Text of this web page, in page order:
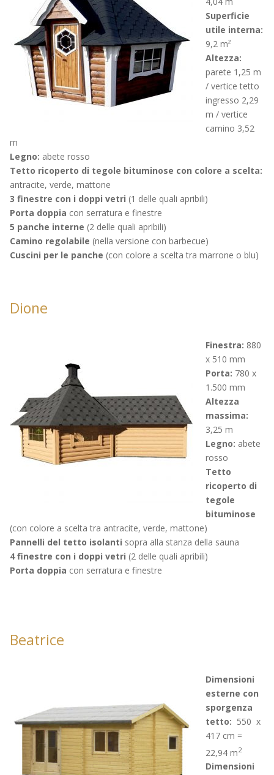
Superficie
utile interna:
9,2 m²
Altezza:
parete 1,25 m
/ vertice tetto
ingresso 2,29
m / vertice
camino 3,52
m
Legno: abete rosso
Tetto ricoperto di tegole bituminose con colore a scelta:
antracite, verde, mattone
3 finestre con i doppi vetri (1 delle quali apribili)
Porta doppia con serratura e finestre
5 panche interne (2 delle quali apribili)
Camino regolabile (nella versione con barbecue)
Cuscini per le panche (con colore a scelta tra marrone o blu)
Dione
Finestra: 880
x 510 mm
Porta: 780 x
1.500 mm
Altezza
massima:
3,25 m
Legno: abete
rosso
Tetto
ricoperto di
tegole
bituminose
(con colore a scelta tra antracite, verde, mattone)
Pannelli del tetto isolanti sopra alla stanza della sauna
4 finestre con i doppi vetri (2 delle quali apribili)
Porta doppia con serratura e finestre
Beatrice
Dimensioni
esterne con
sporgenza
tetto: 550 x
417 cm =
22,94 m2
Dimensioni